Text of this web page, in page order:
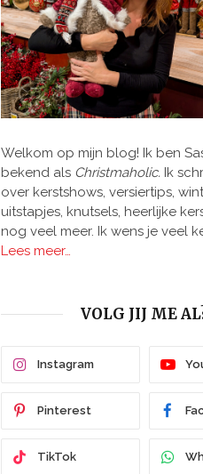
Welkom op mijn blog! Ik ben
bekend als Christmaholic. Ik
over kerstshows, versiertips,
uitstapjes, knutsels, heerlijke
nog veel meer. Ik wens je veel
Lees meer…
VOLG JIJ ME
Instagram
Pinterest
TikTok